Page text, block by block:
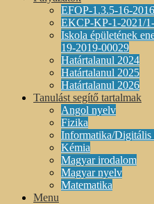
EFOP-1.3.5-16-
EKCP-KP-1-2021/
Iskola épületének
19-2019-00029
Határtalanul 2024
Határtalanul 2025
Határtalanul 2026
Tanulást segítő tartalmak
Angol nyelv
Fizika
Informatika/Digitális
Kémia
Magyar irodalom
Magyar nyelv
Matematika
Menu